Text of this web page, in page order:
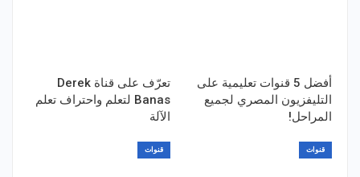
أفضل 5 قنوات تعليمية على
التليفزيون المصري لجميع
المراحل!
تعرّف على قناة Derek
Banas لتعلم واحتراف تعلم
الآلة
قنوات قنوات